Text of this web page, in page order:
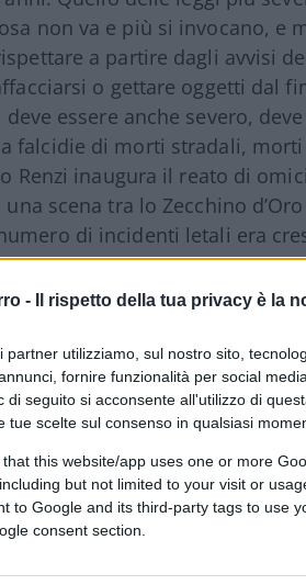
- Il rispetto della tua privacy è la
partner utilizziamo, sul nostro sito,
fornire funzionalità per social
di seguito si acconsente all'utilizzo di
tue scelte sul consenso in qualsiasi
that this website/app uses one or more
but not limited to your visit or
to Google and its third-party tags to use
consent section.
non va e più si invocano, e
a partire dagli avvisi
o gettare oggetti dal
essere anche severo,
falcidie di morti stradali,
Renzi inaugura il reato di
scena tra lo Zecchino
di incidenti letali era
regime lo puoi imporre con la
morbida e l’appoggio
l’esecutivo di Giorgia
magistratura che resta
come avventizio da limitare
voci sono pochissime anche
sotto i governi Conte
perché sapevano di